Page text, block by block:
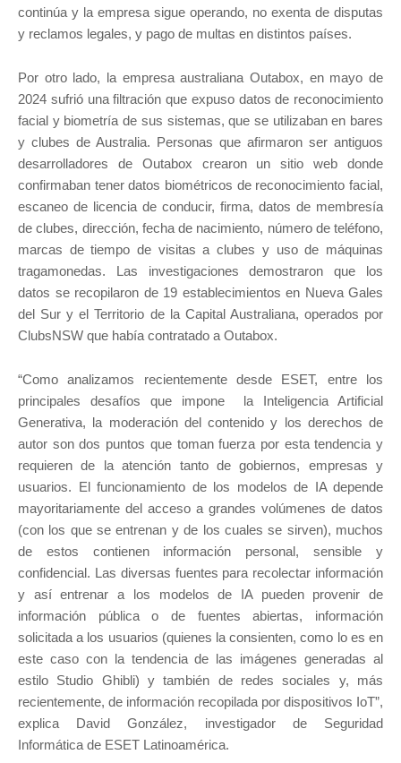
continúa y la empresa sigue operando, no exenta de disputas
y reclamos legales, y pago de multas en distintos países.
Por otro lado, la empresa australiana Outabox, en mayo de
2024 sufrió una filtración que expuso datos de reconocimiento
facial y biometría de sus sistemas, que se utilizaban en bares
y clubes de Australia. Personas que afirmaron ser antiguos
desarrolladores de Outabox crearon un sitio web donde
confirmaban tener datos biométricos de reconocimiento facial,
escaneo de licencia de conducir, firma, datos de membresía
de clubes, dirección, fecha de nacimiento, número de teléfono,
marcas de tiempo de visitas a clubes y uso de máquinas
tragamonedas. Las investigaciones demostraron que los
datos se recopilaron de 19 establecimientos en Nueva Gales
del Sur y el Territorio de la Capital Australiana, operados por
ClubsNSW que había contratado a Outabox.
“Como analizamos recientemente desde ESET, entre los
principales desafíos que impone la Inteligencia Artificial
Generativa, la moderación del contenido y los derechos de
autor son dos puntos que toman fuerza por esta tendencia y
requieren de la atención tanto de gobiernos, empresas y
usuarios. El funcionamiento de los modelos de IA depende
mayoritariamente del acceso a grandes volúmenes de datos
(con los que se entrenan y de los cuales se sirven), muchos
de estos contienen información personal, sensible y
confidencial. Las diversas fuentes para recolectar información
y así entrenar a los modelos de IA pueden provenir de
información pública o de fuentes abiertas, información
solicitada a los usuarios (quienes la consienten, como lo es en
este caso con la tendencia de las imágenes generadas al
estilo Studio Ghibli) y también de redes sociales y, más
recientemente, de información recopilada por dispositivos IoT”,
explica David González, investigador de Seguridad
Informática de ESET Latinoamérica.